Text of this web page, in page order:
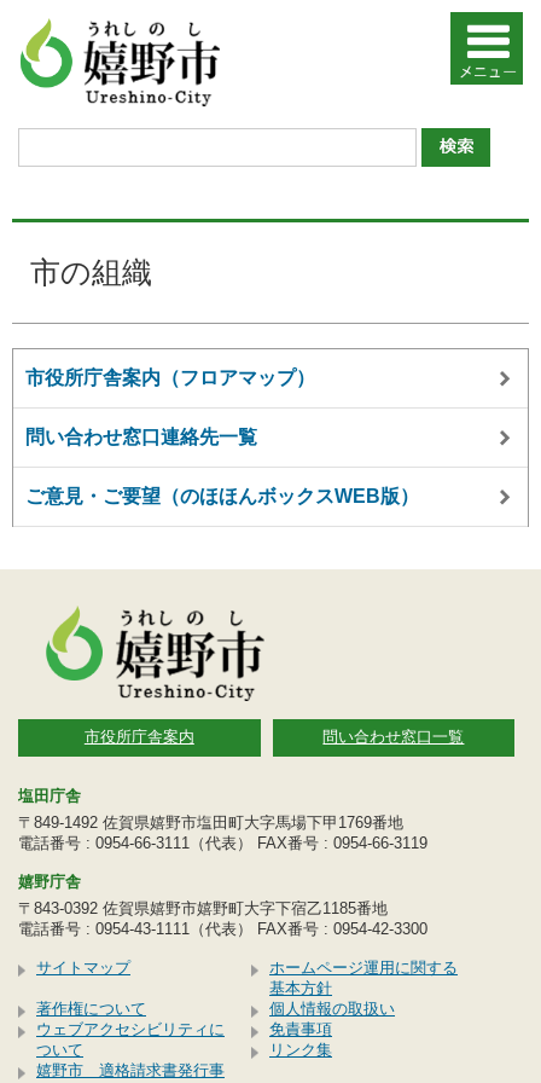
市の組織
市役所庁舎案内（フロアマップ）
問い合わせ窓口連絡先一覧
ご意見・ご要望（のほほんボックスWEB版）
市役所庁舎案内 問い合わせ窓口一覧
塩田庁舎
〒849-1492 佐賀県嬉野市塩田町大字馬場下甲1769番地
電話番号 : 0954-66-3111（代表） FAX番号 : 0954-66-3119
嬉野庁舎
〒843-0392 佐賀県嬉野市嬉野町大字下宿乙1185番地
電話番号 : 0954-43-1111（代表） FAX番号 : 0954-42-3300
サイトマップ
ホームページ運用に関する
基本方針
著作権について
個人情報の取扱い
ウェブアクセシビリティに
ついて
免責事項
リンク集
嬉野市 適格請求書発行事